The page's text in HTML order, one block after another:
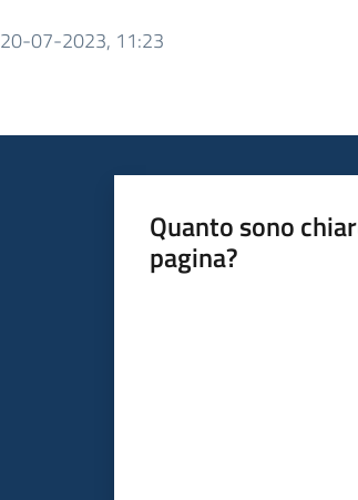
20-07-2023, 11:23
Quanto sono
pagina?